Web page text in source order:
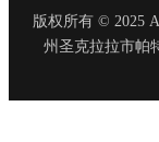
版权所有 © 2025
州圣克拉拉市帕